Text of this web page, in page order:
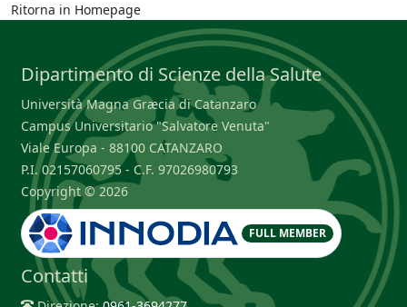
Ritorna in Homepage
Dipartimento di Scienze della Salute
Università Magna Græcia di Catanzaro
Campus Universitario "Salvatore Venuta"
Viale Europa - 88100 CATANZARO
P.I. 02157060795 - C.F. 97026980793
Copyright © 2026
FULL MEMBER
Contatti